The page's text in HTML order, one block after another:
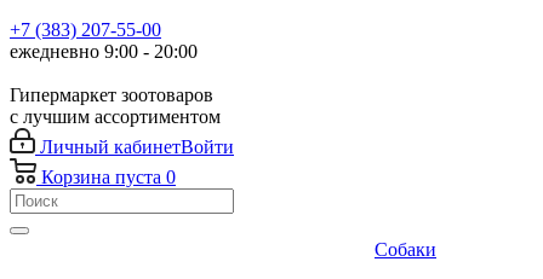
+7 (383) 207-55-00
ежедневно 9:00 - 20:00
Гипермаркет зоотоваров
с лучшим ассортиментом
Личный кабинетВойти
Корзина пуста 0
Собаки